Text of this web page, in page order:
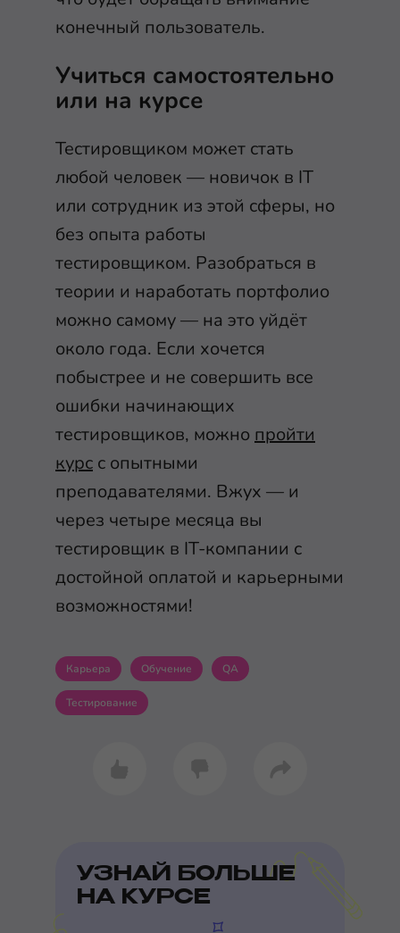
конечный пользователь.
Учиться самостоятельно
или на курсе
Тестировщиком может стать
любой человек — новичок в IT
или сотрудник из этой сферы, но
без опыта работы
тестировщиком. Разобраться в
теории и наработать портфолио
можно самому — на это уйдёт
около года. Если хочется
побыстрее и не совершить все
ошибки начинающих
тестировщиков, можно пройти
курс с опытными
преподавателями. Вжух — и
через четыре месяца вы
тестировщик в IT-компании с
достойной оплатой и карьерными
возможностями!
Карьера Обучение QA
Тестирование
УЗНАЙ БОЛЬШЕ
НА КУРСЕ